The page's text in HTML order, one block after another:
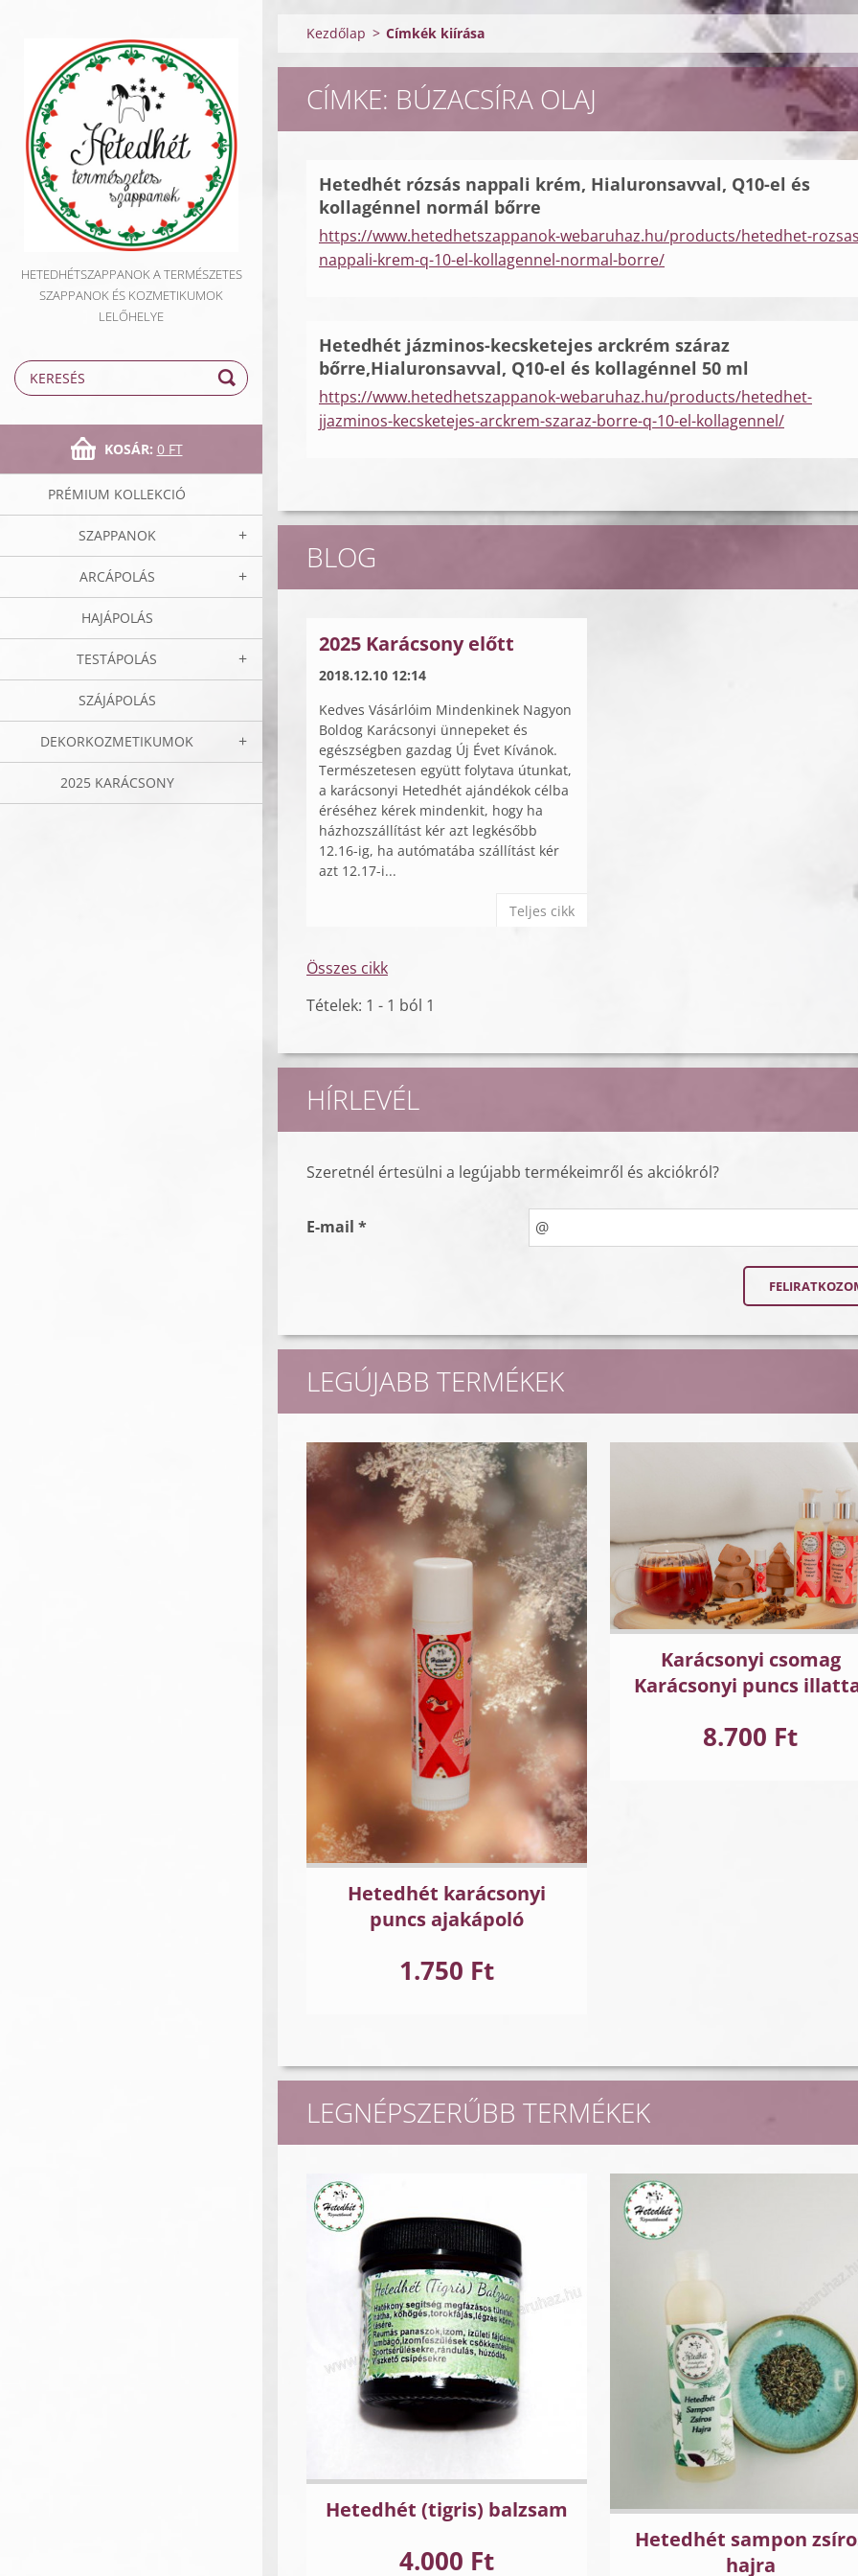
HETEDHÉTSZAPPANOK A TERMÉSZETES
SZAPPANOK ÉS KOZMETIKUMOK
LELŐHELYE
KOSÁR: 0 FT
PRÉMIUM KOLLEKCIÓ
SZAPPANOK
ARCÁPOLÁS
HAJÁPOLÁS
TESTÁPOLÁS
SZÁJÁPOLÁS
DEKORKOZMETIKUMOK
2025 KARÁCSONY
Kezdőlap > Címkék kiírása
CÍMKE: BÚZACSÍRA OLAJ
Hetedhét rózsás nappali krém, Hialuronsavval, Q10-el és
kollagénnel normál bőrre
https://www.hetedhetszappanok-webaruhaz.hu/products/hetedhet-
nappali-krem-q-10-el-kollagennel-normal-borre/
Hetedhét jázminos-kecsketejes arckrém száraz
bőrre,Hialuronsavval, Q10-el és kollagénnel 50 ml
https://www.hetedhetszappanok-webaruhaz.hu/products/hetedhet-
jjazminos-kecsketejes-arckrem-szaraz-borre-q-10-el-kollagennel/
BLOG
2025 Karácsony előtt
2018.12.10 12:14
Kedves Vásárlóim Mindenkinek Nagyon
Boldog Karácsonyi ünnepeket és
egészségben gazdag Új Évet Kívánok.
Természetesen együtt folytava útunkat,
a karácsonyi Hetedhét ajándékok célba
éréséhez kérek mindenkit, hogy ha
házhozszállítást kér azt legkésőbb
12.16-ig, ha autómatába szállítást kér
azt 12.17-i...
Teljes cikk
Összes cikk
Tételek: 1 - 1 ból 1
HÍRLEVÉL
Szeretnél értesülni a legújabb termékeimről és akciókról?
E-mail *
LEGÚJABB TERMÉKEK
Hetedhét karácsonyi
puncs ajakápoló
1.750 Ft
Karácsonyi csomag
Karácsonyi puncs
8.700 Ft
LEGNÉPSZERŰBB TERMÉKEK
Hetedhét (tigris) balzsam
4.000 Ft
Hetedhét sampon
hajra